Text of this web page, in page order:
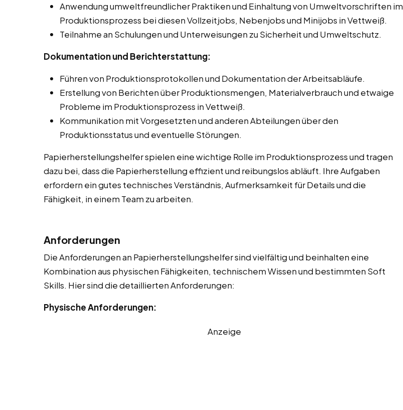
Anwendung umweltfreundlicher Praktiken und Einhaltung von Umweltvorschriften im
Produktionsprozess bei diesen Vollzeitjobs, Nebenjobs und Minijobs in Vettweiß.
Teilnahme an Schulungen und Unterweisungen zu Sicherheit und Umweltschutz.
Dokumentation und Berichterstattung:
Führen von Produktionsprotokollen und Dokumentation der Arbeitsabläufe.
Erstellung von Berichten über Produktionsmengen, Materialverbrauch und etwaige
Probleme im Produktionsprozess in Vettweiß.
Kommunikation mit Vorgesetzten und anderen Abteilungen über den
Produktionsstatus und eventuelle Störungen.
Papierherstellungshelfer spielen eine wichtige Rolle im Produktionsprozess und tragen
dazu bei, dass die Papierherstellung effizient und reibungslos abläuft. Ihre Aufgaben
erfordern ein gutes technisches Verständnis, Aufmerksamkeit für Details und die
Fähigkeit, in einem Team zu arbeiten.
Anforderungen
Die Anforderungen an Papierherstellungshelfer sind vielfältig und beinhalten eine
Kombination aus physischen Fähigkeiten, technischem Wissen und bestimmten Soft
Skills. Hier sind die detaillierten Anforderungen:
Physische Anforderungen:
Anzeige